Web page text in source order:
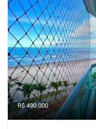
R$ 490.000